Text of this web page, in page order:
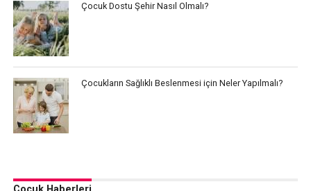
Çocuk Dostu Şehir Nasıl Olmalı?
Çocukların Sağlıklı Beslenmesi için Neler Yapılmalı?